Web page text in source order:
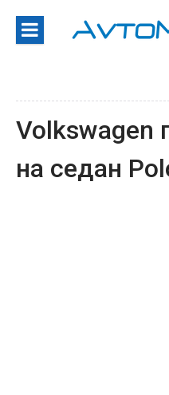
содержанию
Volkswagen
на седан